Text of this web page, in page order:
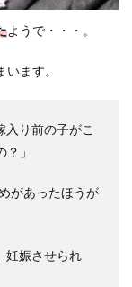
ようで・・・。
ます。
り前の子がこ
」
があったほうが
妊娠させられ